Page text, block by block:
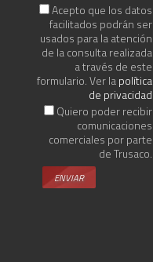
Acepto que los datos
facilitados podrán ser
usados para la atención
de la consulta realizada
a través de este
formulario. Ver lapolítica
de privacidad
Quiero poder recibir
comunicaciones
comerciales por parte
de Trusaco.